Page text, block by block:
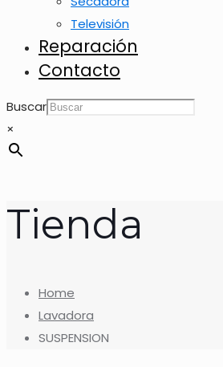
Televisión
Reparación
Contacto
Buscar
×
Tienda
Home
Lavadora
SUSPENSION